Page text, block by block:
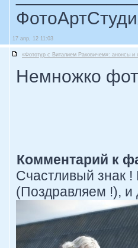
17 апр, 12 11:03
«Фототур с Виталием Раковичем»: анонсы и
Немножко
Комментарий к
Счастливый знак
(Поздравляем !), и